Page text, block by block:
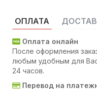
ОПЛАТА
Оплата онлайн
После оформления
любым удобным для
24 часов.
Перевод на